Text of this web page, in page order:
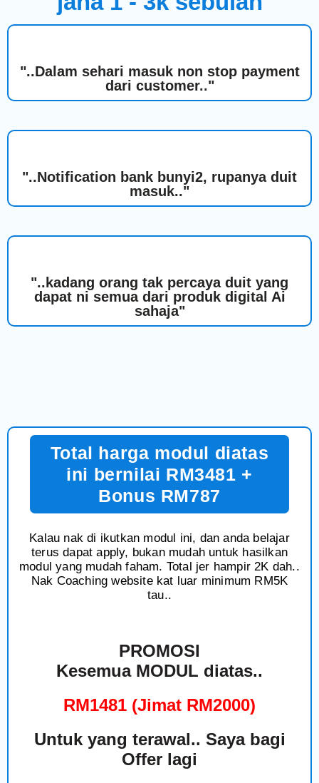
"..Dalam sehari masuk non stop payment
dari customer.."
"..Notification bank bunyi2, rupanya duit
masuk.."
"..kadang orang tak percaya duit yang
dapat ni semua dari produk digital Ai
sahaja"
Total harga modul diatas
ini bernilai RM3481 +
Bonus RM787
Kalau nak di ikutkan modul ini, dan anda belajar
terus dapat apply, bukan mudah untuk hasilkan
modul yang mudah faham. Total jer hampir 2K dah..
Nak Coaching website kat luar minimum RM5K
tau..
PROMOSI
Kesemua MODUL diatas..
RM1481 (Jimat RM2000)
Untuk yang terawal.. Saya bagi
Offer lagi